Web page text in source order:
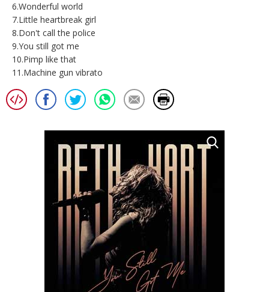
6.Wonderful world
7.Little heartbreak girl
8.Don't call the police
9.You still got me
10.Pimp like that
11.Machine gun vibrato